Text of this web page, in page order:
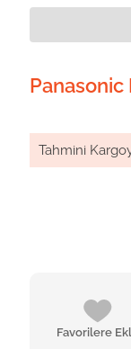
Tahmini
Favorilere